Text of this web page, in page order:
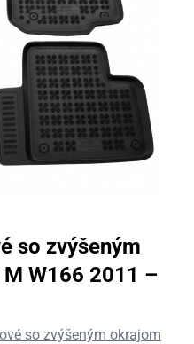
so zvýšeným
W166 2011 –
so zvýšeným okrajom